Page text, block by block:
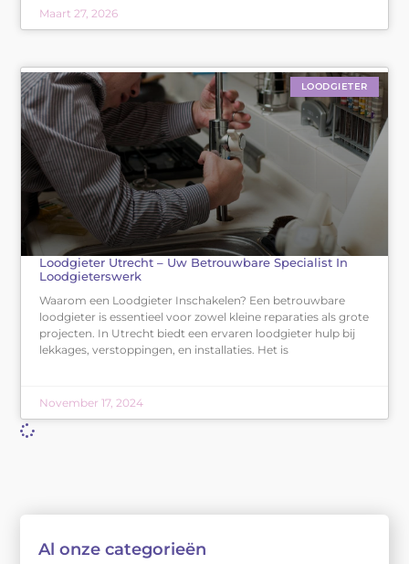
Maart 27, 2026
LOODGIETER
Loodgieter Utrecht – Uw Betrouwbare Specialist In
Loodgieterswerk
Waarom een Loodgieter Inschakelen? Een betrouwbare
loodgieter is essentieel voor zowel kleine reparaties als grote
projecten. In Utrecht biedt een ervaren loodgieter hulp bij
lekkages, verstoppingen, en installaties. Het is
November 17, 2024
Al onze categorieën